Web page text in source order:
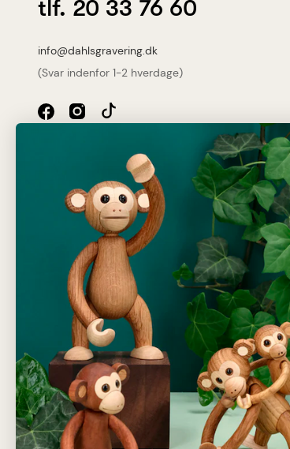
tlf. 20 33 76 60
info@dahlsgravering.dk
(Svar indenfor 1-2 hverdage)
Dahlsgravering.dk
Øster Løgumvej 13 B
Genner
6230 Rødekro